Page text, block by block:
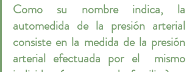
Como su nombre indica, la
automedida de la presión arterial
consiste en la medida de la presión
arterial efectuada por el  mismo